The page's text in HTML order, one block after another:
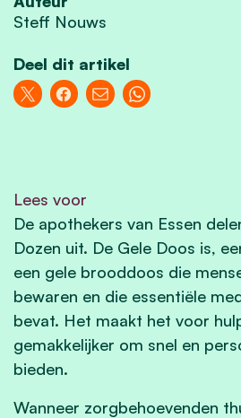
Steff Nouws
Deel dit artikel
Lees voor
De apothekers van Essen
Dozen uit. De Gele Doos is,
een gele brooddoos die
bewaren en die essentiële
bevat. Het maakt het voor
gemakkelijker om snel en
bieden.
Wanneer zorgbehoevenden